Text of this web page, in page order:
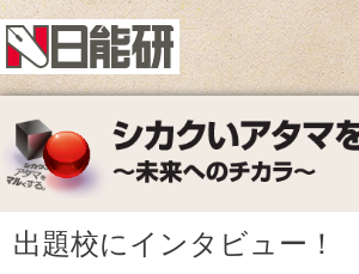
出題校にインタビュー！